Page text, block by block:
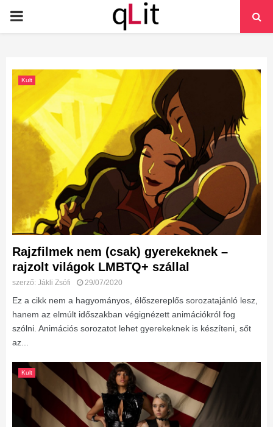
PRIMARY
Kult
Rajzfilmek nem (csak) gyerekeknek –
rajzolt világok LMBTQ+ szállal
szerző: Jákli Zsófi 29/07/2020
Ez a cikk nem a hagyományos, élőszereplős sorozatajánló lesz,
hanem az elmúlt időszakban végignézett animációkról fog
szólni. Animációs sorozatot lehet gyerekeknek is készíteni, sőt
az...
Kult